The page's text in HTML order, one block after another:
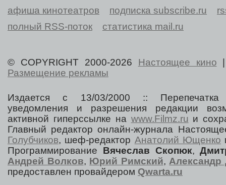
афиша кинотеатров
подписка subscribe.ru
полный RSS-поток
статистика mail.ru
© COPYRIGHT 2000-2026 Настоящее кино
Размещение рекламы
Издается с 13/03/2000 :: Перепечатка
уведомления и разрешения редакции
активной гиперссылке на www.Filmz.ru и
Главный редактор онлайн-журнала
Голубчиков, шеф-редактор Анатолий Ющенко
Программирование Вячеслав Скопюк,
Андрей Волков, Юрий Римский, Александр
предоставлен провайдером Qwarta.ru